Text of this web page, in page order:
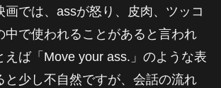
画では、assが怒り、皮肉、ツッコ
中で使われることがあると言われ
えば「Move your ass.」のような表
と少し不自然ですが、会話の流れ